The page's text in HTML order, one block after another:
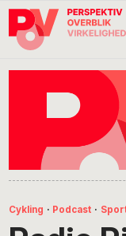
Gå
direkte
Skip
indhold
Gå
direkte
Cykling · Podcast ·